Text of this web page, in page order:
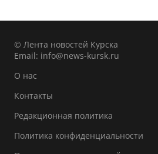
© Лента новостей Курска
Email: info@news-kursk.ru
О нас
Контакты
Редакционная политика
Политика конфиденциальности